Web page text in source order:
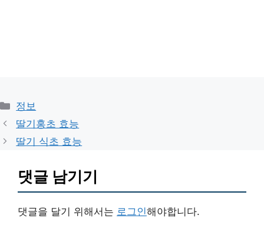
카
테
리
정보
딸기홍초 효능
딸기 식초 효능
댓글 남기기
댓글을 달기 위해서는 로그인해야합니다.